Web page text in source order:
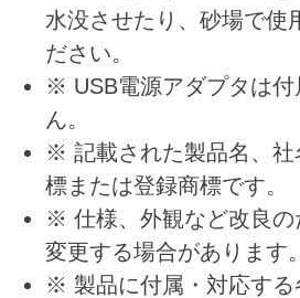
水没させたり、砂場で使
ださい。
※ USB電源アダプタは付
ん。
※ 記載された製品名、社
標または登録商標です。
※ 仕様、外観など改良の
変更する場合があります。
※ 製品に付属・対応する